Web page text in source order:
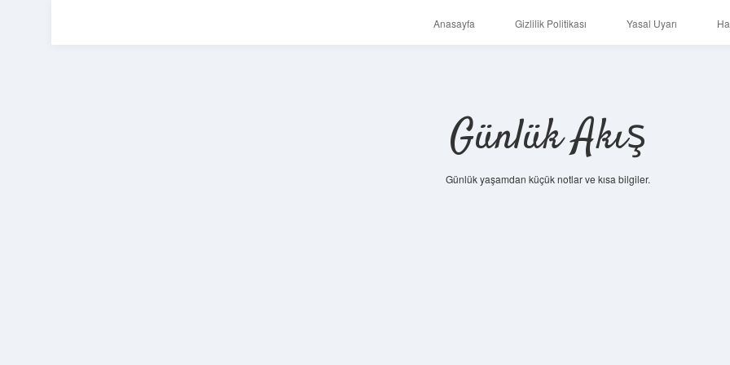
Anasayfa Gizlilik Politikası Yasal Uyarı
Günlük Akış
Günlük yaşamdan küçük notlar ve kısa bilgiler.